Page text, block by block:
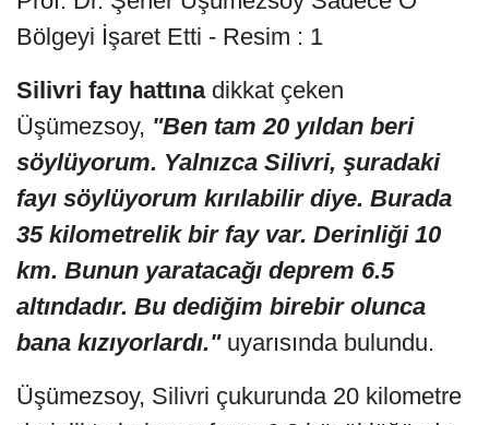
Silivri fay hattına dikkat çeken
Üşümezsoy, "Ben tam 20 yıldan beri
söylüyorum. Yalnızca Silivri, şuradaki
fayı söylüyorum kırılabilir diye. Burada
35 kilometrelik bir fay var. Derinliği 10
km. Bunun yaratacağı deprem 6.5
altındadır. Bu dediğim birebir olunca
bana kızıyorlardı." uyarısında bulundu.
Üşümezsoy, Silivri çukurunda 20 kilometre